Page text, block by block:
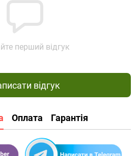
перший відгук
відгук
Оплата Гарантія